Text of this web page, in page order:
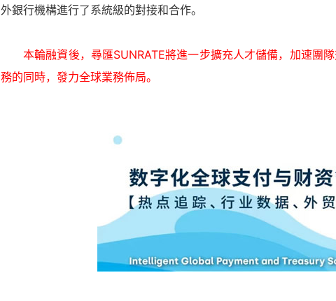
外銀行機構進行了系統級的對接和合作。
本輪融資後，尋匯SUNRATE將進一步擴充人才儲備，加速團
務的同時，發力全球業務佈局。